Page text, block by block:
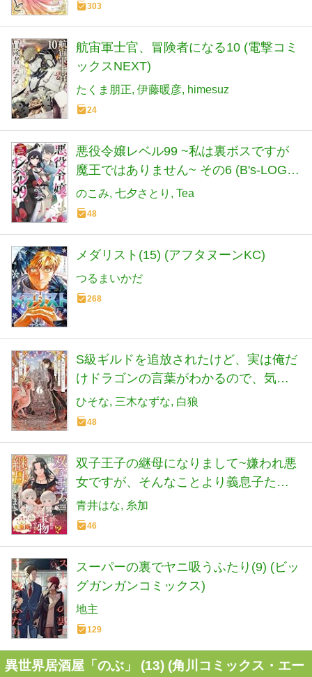
303
航宙軍士官、冒険者になる10 (電撃コミ
ックスNEXT)
たくま朋正 伊藤暖彦 himesuz
24
悪役令嬢レベル99 ~私は裏ボスですが
魔王ではありません~ その6 (B's-LOG
COMICS)
のこみ 七夕さとり Tea
48
メダリスト(15) (アフタヌーンKC)
つるまいかだ
268
S級ギルドを追放されたけど、実は俺だ
けドラゴンの言葉がわかるので、気付
いたときには竜騎士の頂点を極めてま
した。 6 (電撃コミックスNEXT)
ひそな 三木なずな 白狼
48
双子王子の継母になりまして~嫌われ悪
女ですが、そんなことより義息子たち
が可愛すぎて困ります~ 2 (ベリーズフ
ァンタジーコミックス)
青井はな 糸加
46
スーパーの裏でヤニ吸うふたり(9) (ビッ
グガンガンコミックス)
地主
129
異世界居酒屋「のぶ」 (13) (角川コミックス・エー